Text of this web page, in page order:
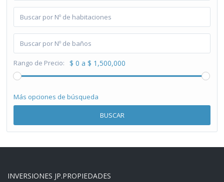
Rango de Precio: $ 0 a $ 1,500,000
Más opciones de búsqueda
BUSCAR
INVERSIONES JP.PROPIEDADES